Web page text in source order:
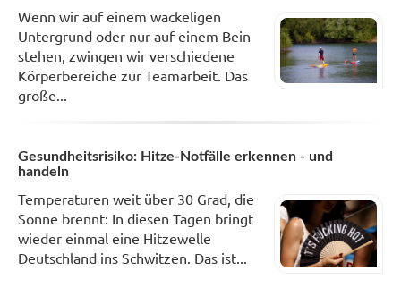
Wenn wir auf einem wackeligen
Untergrund oder nur auf einem Bein
stehen, zwingen wir verschiedene
Körperbereiche zur Teamarbeit. Das
große...
Gesundheitsrisiko: Hitze-Notfälle erkennen - und
handeln
Temperaturen weit über 30 Grad, die
Sonne brennt: In diesen Tagen bringt
wieder einmal eine Hitzewelle
Deutschland ins Schwitzen. Das ist...